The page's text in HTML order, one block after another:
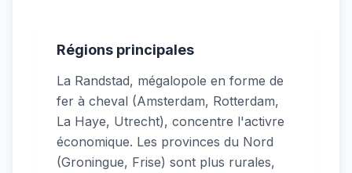
Régions principales
La Randstad, mégalopole en forme de
fer à cheval (Amsterdam, Rotterdam,
La Haye, Utrecht), concentre l'activre
économique. Les provinces du Nord
(Groningue, Frise) sont plus rurales,